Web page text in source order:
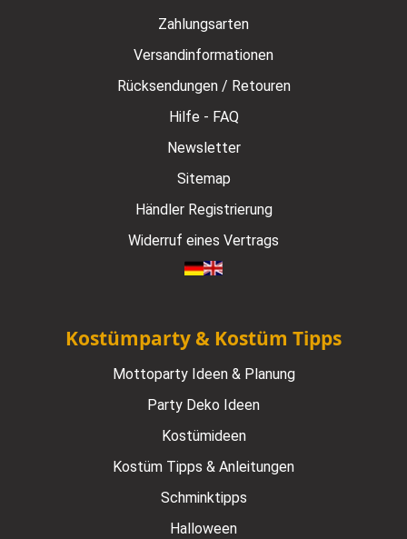
Zahlungsarten
Versandinformationen
Rücksendungen / Retouren
Hilfe - FAQ
Newsletter
Sitemap
Händler Registrierung
Widerruf eines Vertrags
Kostümparty & Kostüm Tipps
Mottoparty Ideen & Planung
Party Deko Ideen
Kostümideen
Kostüm Tipps & Anleitungen
Schminktipps
Halloween